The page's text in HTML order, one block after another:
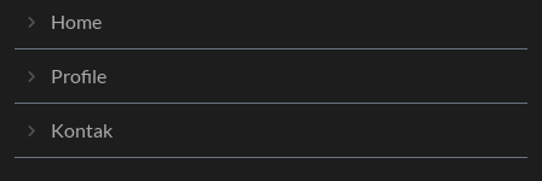
Home
Profile
Kontak